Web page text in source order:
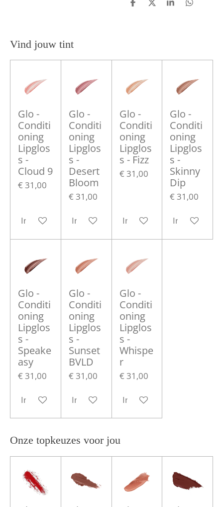
D
D
S
D
Vind jouw tint
Glo -
Conditi
oning
Lipglos
s -
Cloud 9
€ 31,00
In winkelwagen
Glo -
Conditi
oning
Lipglos
s -
Desert
Bloom
€ 31,00
In winkelwagen
Glo -
Conditi
oning
Lipglos
s - Fizz
€ 31,00
In winkelwagen
Glo -
Conditi
oning
Lipglos
s -
Skinny
Dip
€ 31,00
In
Glo -
Conditi
oning
Lipglos
s -
Speake
asy
€ 31,00
In winkelwagen
Glo -
Conditi
oning
Lipglos
s -
Sunset
BVLD
€ 31,00
In winkelwagen
Glo -
Conditi
oning
Lipglos
s -
Whispe
r
€ 31,00
In winkelwagen
Onze topkeuzes voor jou